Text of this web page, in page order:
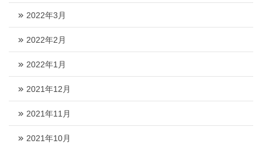
2022年3月
2022年2月
2022年1月
2021年12月
2021年11月
2021年10月